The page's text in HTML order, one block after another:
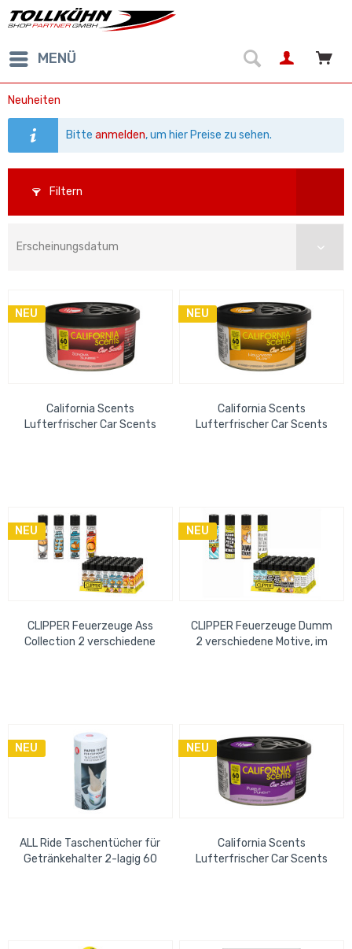
MENÜ
Neuheiten
Bitteanmelden, um hier Preise zu sehen.
Filtern
NEU
California Scents
Lufterfrischer Car Scents
NEU
California Scents
Lufterfrischer Car Scents
NEU
CLIPPER Feuerzeuge Ass
Collection 2 verschiedene
NEU
CLIPPER Feuerzeuge Dumm
2 verschiedene Motive, im
NEU
ALL Ride Taschentücher für
Getränkehalter 2-lagig 60
NEU
California Scents
Lufterfrischer Car Scents